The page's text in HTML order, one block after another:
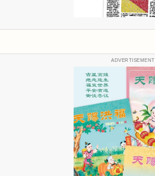
ADVERTISEMENT